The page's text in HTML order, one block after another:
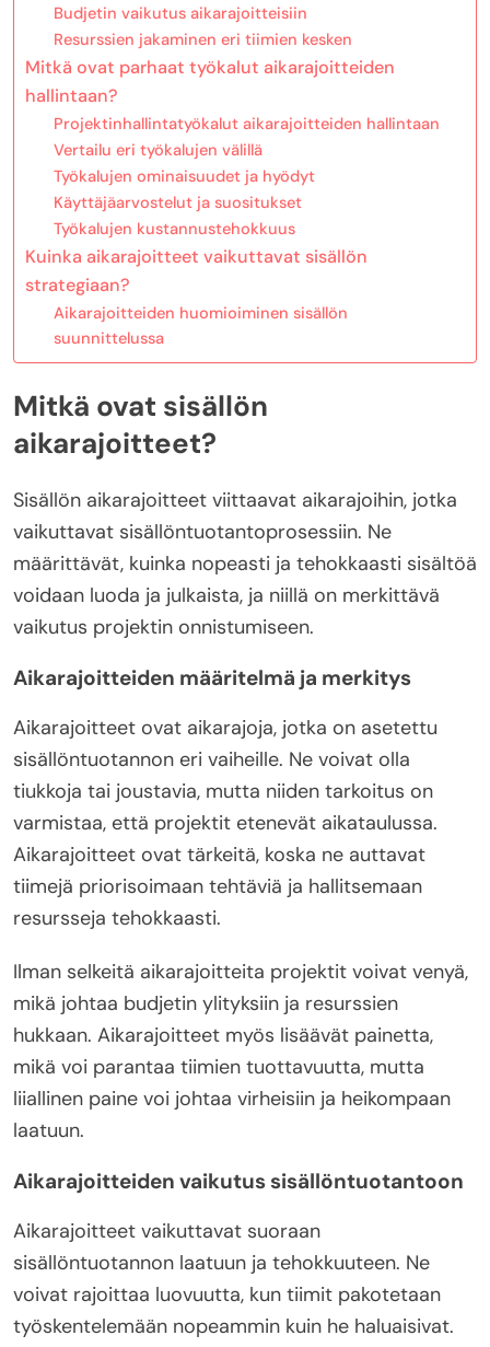
Budjetin vaikutus aikarajoitteisiin
Resurssien jakaminen eri tiimien kesken
Mitkä ovat parhaat työkalut aikarajoitteiden
hallintaan?
Projektinhallintatyökalut aikarajoitteiden hallintaan
Vertailu eri työkalujen välillä
Työkalujen ominaisuudet ja hyödyt
Käyttäjäarvostelut ja suositukset
Työkalujen kustannustehokkuus
Kuinka aikarajoitteet vaikuttavat sisällön
strategiaan?
Aikarajoitteiden huomioiminen sisällön
suunnittelussa
Mitkä ovat sisällön
aikarajoitteet?
Sisällön aikarajoitteet viittaavat aikarajoihin, jotka
vaikuttavat sisällöntuotantoprosessiin. Ne
määrittävät, kuinka nopeasti ja tehokkaasti sisältöä
voidaan luoda ja julkaista, ja niillä on merkittävä
vaikutus projektin onnistumiseen.
Aikarajoitteiden määritelmä ja merkitys
Aikarajoitteet ovat aikarajoja, jotka on asetettu
sisällöntuotannon eri vaiheille. Ne voivat olla
tiukkoja tai joustavia, mutta niiden tarkoitus on
varmistaa, että projektit etenevät aikataulussa.
Aikarajoitteet ovat tärkeitä, koska ne auttavat
tiimejä priorisoimaan tehtäviä ja hallitsemaan
resursseja tehokkaasti.
Ilman selkeitä aikarajoitteita projektit voivat venyä,
mikä johtaa budjetin ylityksiin ja resurssien
hukkaan. Aikarajoitteet myös lisäävät painetta,
mikä voi parantaa tiimien tuottavuutta, mutta
liiallinen paine voi johtaa virheisiin ja heikompaan
laatuun.
Aikarajoitteiden vaikutus sisällöntuotantoon
Aikarajoitteet vaikuttavat suoraan
sisällöntuotannon laatuun ja tehokkuuteen. Ne
voivat rajoittaa luovuutta, kun tiimit pakotetaan
työskentelemään nopeammin kuin he haluaisivat.